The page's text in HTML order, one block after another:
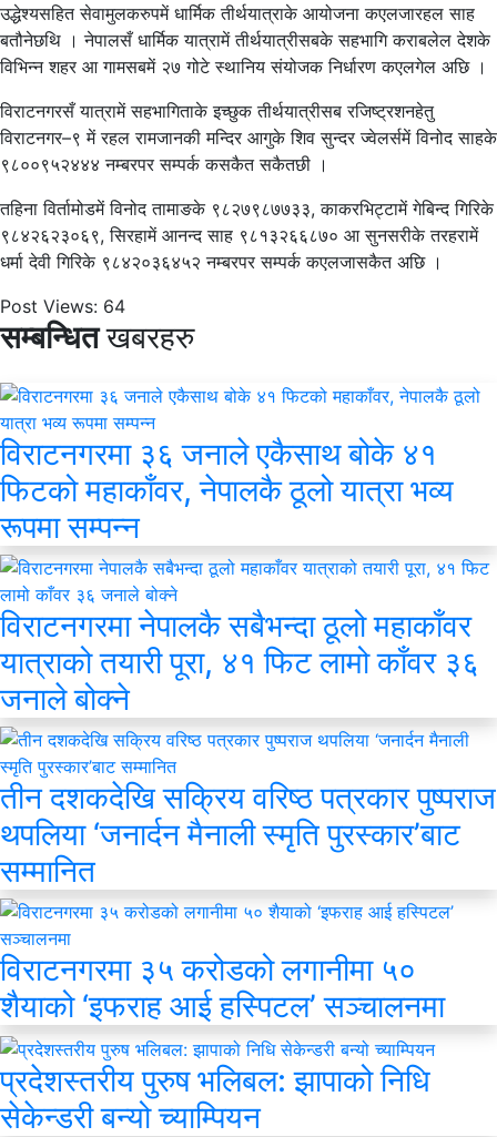
उद्धेश्यसहित सेवामुलकरुपमें धार्मिक तीर्थयात्राके आयोजना कएलजारहल साह
बतौनेछथि । नेपालसँ धार्मिक यात्रामें तीर्थयात्रीसबके सहभागि कराबलेल देशके
विभिन्न शहर आ गामसबमें २७ गोटे स्थानिय संयोजक निर्धारण कएलगेल अछि ।
विराटनगरसँ यात्रामें सहभागिताके इच्छुक तीर्थयात्रीसब रजिष्ट्रशनहेतु
विराटनगर–९ में रहल रामजानकी मन्दिर आगुके शिव सुन्दर ज्वेलर्समें विनोद साहके
९८००९५२४४४ नम्बरपर सम्पर्क कसकैत सकैतछी ।
तहिना विर्तामोडमें विनोद तामाङके ९८२७९८७७३३, काकरभिट्टामें गेबिन्द गिरिके
९८४२६२३०६९, सिरहामें आनन्द साह ९८१३२६६८७० आ सुनसरीके तरहरामें
धर्मा देवी गिरिके ९८४२०३६४५२ नम्बरपर सम्पर्क कएलजासकैत अछि ।
Post Views: 64
सम्बन्धितखबरहरु
विराटनगरमा ३६ जनाले एकैसाथ बोके ४१
फिटको महाकाँवर, नेपालकै ठूलो यात्रा भव्य
रूपमा सम्पन्न
विराटनगरमा नेपालकै सबैभन्दा ठूलो महाकाँवर
यात्राको तयारी पूरा, ४१ फिट लामो काँवर ३६
जनाले बोक्ने
तीन दशकदेखि सक्रिय वरिष्ठ पत्रकार पुष्पराज
थपलिया ‘जनार्दन मैनाली स्मृति पुरस्कार’बाट
सम्मानित
विराटनगरमा ३५ करोडको लगानीमा ५०
शैयाको ‘इफराह आई हस्पिटल’ सञ्चालनमा
प्रदेशस्तरीय पुरुष भलिबल: झापाको निधि
सेकेन्डरी बन्यो च्याम्पियन